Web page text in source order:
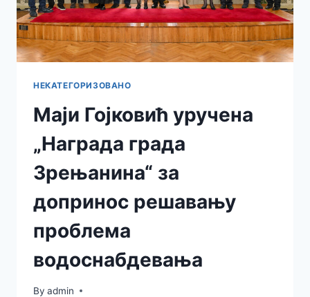
НЕКАТЕГОРИЗОВАНО
Маји Гојковић уручена
„Награда града
Зрењанина“ за
допринос решавању
проблема
водоснабдевања
By admin